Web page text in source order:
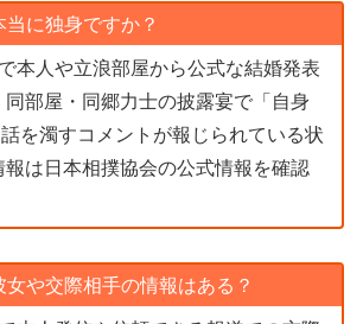
に独身ですか？
本人や立浪部屋から公式な結婚発表
同部屋・同郷力士の披露宴で「自身
を濁すコメントが報じられている状
は日本相撲協会の公式情報を確認
や交際相手の情報はある？